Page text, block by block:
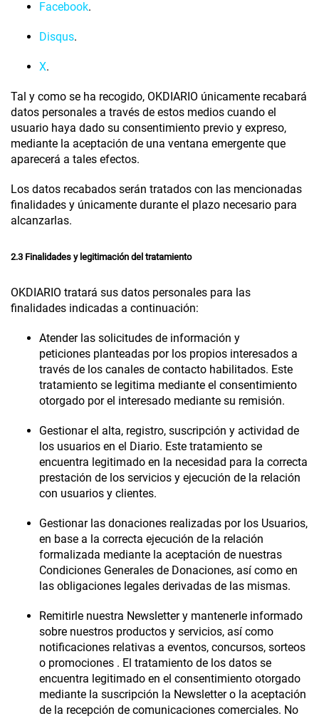
Facebook.
Disqus.
X.
Tal y como se ha recogido, OKDIARIO únicamente recabará
datos personales a través de estos medios cuando el
usuario haya dado su consentimiento previo y expreso,
mediante la aceptación de una ventana emergente que
aparecerá a tales efectos.
Los datos recabados serán tratados con las mencionadas
finalidades y únicamente durante el plazo necesario para
alcanzarlas.
2.3 Finalidades y legitimación del tratamiento
OKDIARIO tratará sus datos personales para las
finalidades indicadas a continuación:
Atender las solicitudes de información y
peticiones planteadas por los propios interesados a
través de los canales de contacto habilitados. Este
tratamiento se legitima mediante el consentimiento
otorgado por el interesado mediante su remisión.
Gestionar el alta, registro, suscripción y actividad de
los usuarios en el Diario. Este tratamiento se
encuentra legitimado en la necesidad para la correcta
prestación de los servicios y ejecución de la relación
con usuarios y clientes.
Gestionar las donaciones realizadas por los Usuarios,
en base a la correcta ejecución de la relación
formalizada mediante la aceptación de nuestras
Condiciones Generales de Donaciones, así como en
las obligaciones legales derivadas de las mismas.
Remitirle nuestra Newsletter y mantenerle informado
sobre nuestros productos y servicios, así como
notificaciones relativas a eventos, concursos, sorteos
o promociones . El tratamiento de los datos se
encuentra legitimado en el consentimiento otorgado
mediante la suscripción la Newsletter o la aceptación
de la recepción de comunicaciones comerciales. No